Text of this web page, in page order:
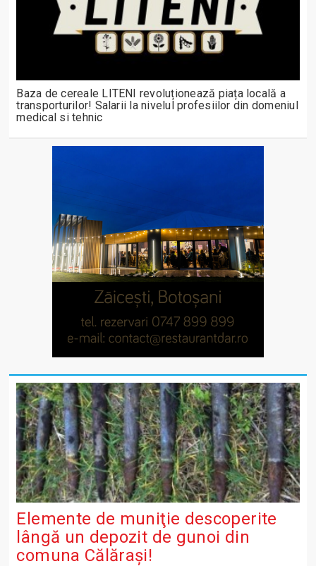
Baza de cereale LITENI revoluționează piața locală a
transporturilor! Salarii la nivelul profesiilor din domeniul
medical si tehnic
Elemente de muniţie descoperite
lângă un depozit de gunoi din
comuna Călăraşi!